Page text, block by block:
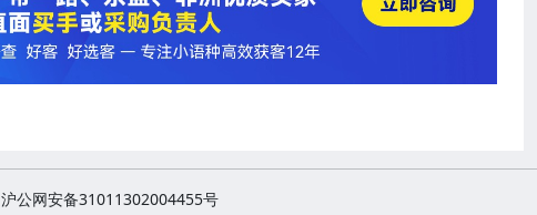
沪公网安备31011302004455号